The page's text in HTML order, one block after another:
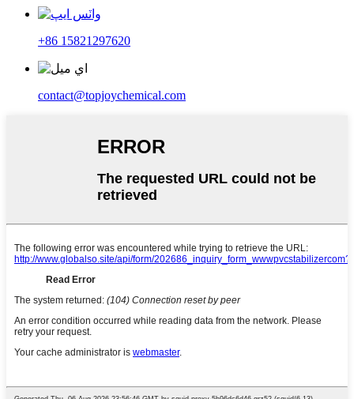
+86 15821297620
contact@topjoychemical.com